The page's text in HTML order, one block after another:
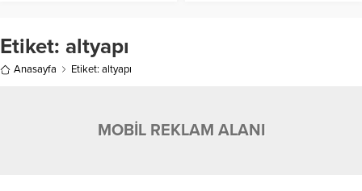
Etiket: altyapı
Anasayfa Etiket: altyapı
MOBİL REKLAM ALANI